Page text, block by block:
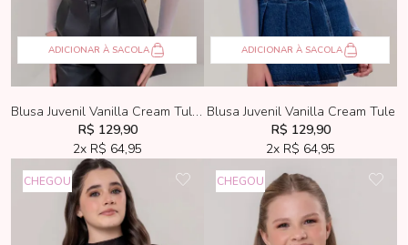
ADICIONAR À SACOLA
Blusa Juvenil Vanilla Cream Tule Cinza
R$ 129,90
2x R$ 64,95
ADICIONAR À SACOLA
Blusa Juvenil Vanilla Cream Tule
R$ 129,90
2x R$ 64,95
CHEGOU CHEGOU